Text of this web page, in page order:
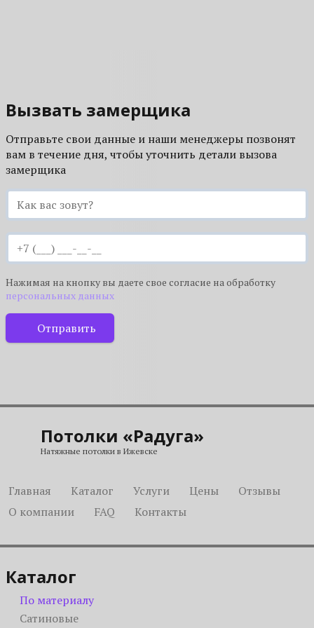
Вызвать замерщика
Отправьте свои данные и наши менеджеры позвонят
вам в течение дня, чтобы уточнить детали вызова
замерщика
Нажимая на кнопку вы даете свое согласие на обработку
персональных данных
Отправить
Потолки «Радуга»
Натяжные потолки в Ижевске
Главная Каталог Услуги Цены
Отзывы
О компании
FAQ Контакты
Каталог
По материалу
Сатиновые